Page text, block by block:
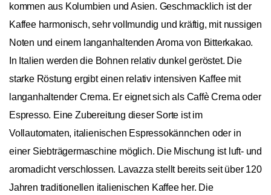
kommen aus Kolumbien und Asien. Geschmacklich ist der
Kaffee harmonisch, sehr vollmundig und kräftig, mit nussigen
Noten und einem langanhaltenden Aroma von Bitterkakao.
In Italien werden die Bohnen relativ dunkel geröstet. Die
starke Röstung ergibt einen relativ intensiven Kaffee mit
langanhaltender Crema. Er eignet sich als Caffè Crema oder
Espresso. Eine Zubereitung dieser Sorte ist im
Vollautomaten, italienischen Espressokännchen oder in
einer Siebträgermaschine möglich. Die Mischung ist luft- und
aromadicht verschlossen. Lavazza stellt bereits seit über 120
Jahren traditionellen italienischen Kaffee her. Die